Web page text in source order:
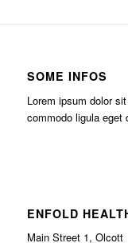
SOME INFOS
Lorem ipsum dolor
commodo ligula eget
ENFOLD
Main Street 1, Olcott